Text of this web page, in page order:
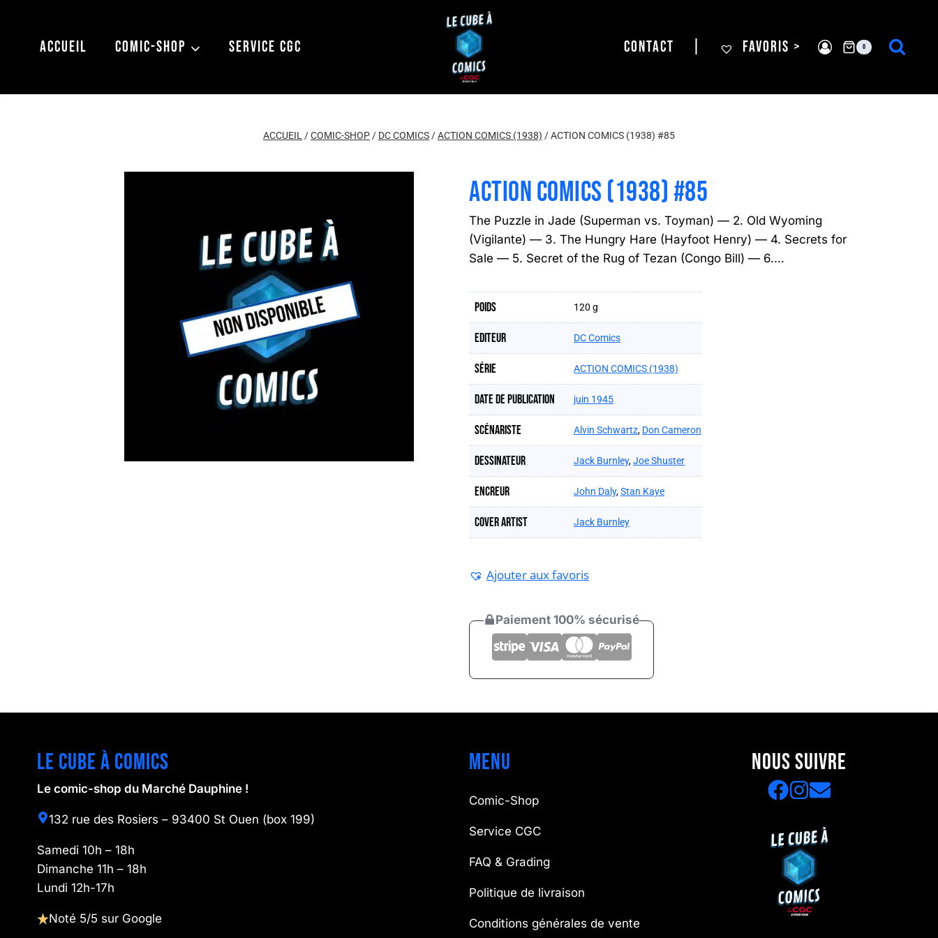
contenuACCUEIL COMIC-SHOP SERVICE CGC CONTACT FAVORIS > 0
ACCUEIL/COMIC-SHOP/ DC COMICS/ACTION COMICS (1938) /ACTION COMICS (1938) #85
ACTION COMICS (1938) #85
The Puzzle in Jade (Superman vs. Toyman) — 2. Old Wyoming
(Vigilante) — 3. The Hungry Hare (Hayfoot Henry) — 4. Secrets for
Sale — 5. Secret of the Rug of Tezan (Congo Bill) — 6.…
Poids 120 g
Editeur DC Comics
Série ACTION COMICS (1938)
Date de publication juin 1945
Scénariste Alvin Schwartz, Don Cameron
Dessinateur Jack Burnley,Joe Shuster
Encreur John Daly,Stan Kaye
Cover artist Jack Burnley
Ajouter aux favoris
Paiement 100% sécurisé
Le cube à comics
Le comic-shop du Marché Dauphine !
132 rue des Rosiers – 93400 St Ouen (box 199)
Samedi 10h – 18h
Dimanche 11h – 18h
Lundi 12h-17h
Noté 5/5 sur Google
Menu
Comic-Shop
Service CGC
FAQ & Grading
Politique de livraison
Conditions générales de vente
NOUS SUIVRE